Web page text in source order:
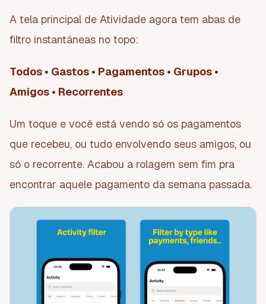
A tela principal de Atividade agora tem abas de
filtro instantâneas no topo:
Todos • Gastos • Pagamentos • Grupos •
Amigos • Recorrentes
Um toque e você está vendo só os pagamentos
que recebeu, ou tudo envolvendo seus amigos, ou
só o recorrente. Acabou a rolagem sem fim pra
encontrar aquele pagamento da semana passada.